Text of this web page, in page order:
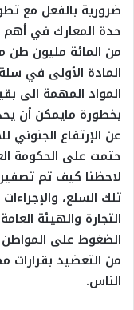
ضرورية بالفعل مع
حدة المعارك في أهم
من المائة مليون
المادة الأولى في
المواد المهمة الى
بخطورة مايمكن أن
عن الإرتفاع الجنوني
حتمت على الحكومة
لاحظنا كيف تم
تلك السلع،
التجارة والهيئة
الضغوط على
من التعضيد
الناس.